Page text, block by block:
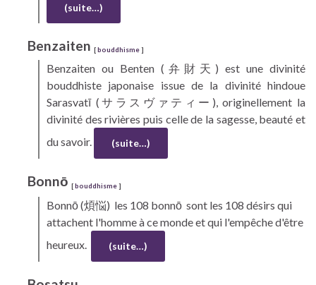
(suite…)
Benzaiten [bouddhisme]
Benzaiten ou Benten (弁財天) est une divinité
bouddhiste japonaise issue de la divinité hindoue
Sarasvatī (サラスヴァティー), originellement la
divinité des rivières puis celle de la sagesse, beauté et
du savoir.
(suite…)
Bonnō [bouddhisme]
Bonnō(煩悩) les 108 bonnō sont les 108 désirs qui
attachent l'homme à ce monde et qui l'empêche d'être
heureux.
(suite…)